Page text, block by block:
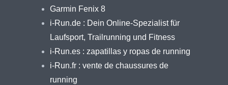
Garmin Fenix 8
i-Run.de : Dein Online-Spezialist für
Laufsport, Trailrunning und Fitness
i-Run.es : zapatillas y ropas de running
i-Run.fr : vente de chaussures de
running